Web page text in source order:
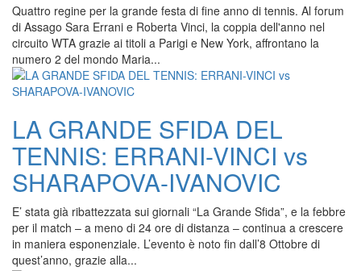
Quattro regine per la grande festa di fine anno di tennis. Al forum
di Assago Sara Errani e Roberta Vinci, la coppia dell'anno nel
circuito WTA grazie ai titoli a Parigi e New York, affrontano la
numero 2 del mondo Maria...
LA GRANDE SFIDA DEL
TENNIS: ERRANI-VINCI vs
SHARAPOVA-IVANOVIC
E’ stata già ribattezzata sui giornali “La Grande Sfida”, e la febbre
per il match – a meno di 24 ore di distanza – continua a crescere
in maniera esponenziale. L’evento è noto fin dall’8 Ottobre di
quest’anno, grazie alla...